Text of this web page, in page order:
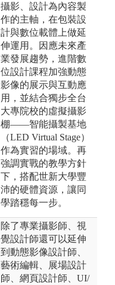
攝影、設計為內容製
作的主軸，在包裝設
計與數位載體上做延
伸運用。因應未來產
業發展趨勢，進階數
位設計課程加強動態
影像的展示與互動應
用，並結合獨步全台
大專院校的虛擬攝影
棚——智能攝製基地
（LED Virtual Stage）
作為實習的場域。再
強調實戰的教學方針
下，搭配世新大學豐
沛的硬體資源，讓同
學踏穩每一步。
除了專業攝影師、視
覺設計師還可以延伸
到動態影像設計師、
藝術編輯、展場設計
師、網頁設計師、UI/